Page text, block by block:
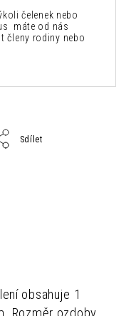
čelenek nebo
máte od nás
členy rodiny nebo
Sdílet
obsahuje 1